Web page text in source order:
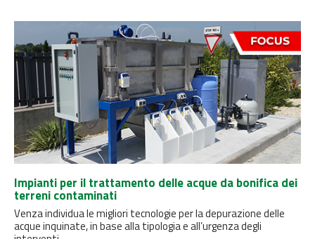
Impianti per il trattamento delle acque da bonifica dei
terreni contaminati
Venza individua le migliori tecnologie per la depurazione delle
acque inquinate, in base alla tipologia e all’urgenza degli